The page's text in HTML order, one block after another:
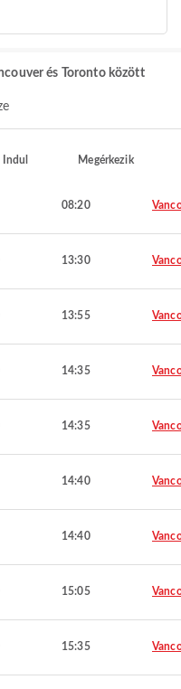
és Toronto között
Indul Megérkezik
08:20
13:30
13:55
14:35
14:35
14:40
14:40
15:05
15:35